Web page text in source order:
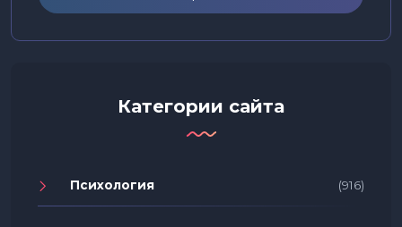
Категории сайта
Психология (916)